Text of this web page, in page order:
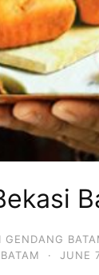
GENDANG
· JUNE